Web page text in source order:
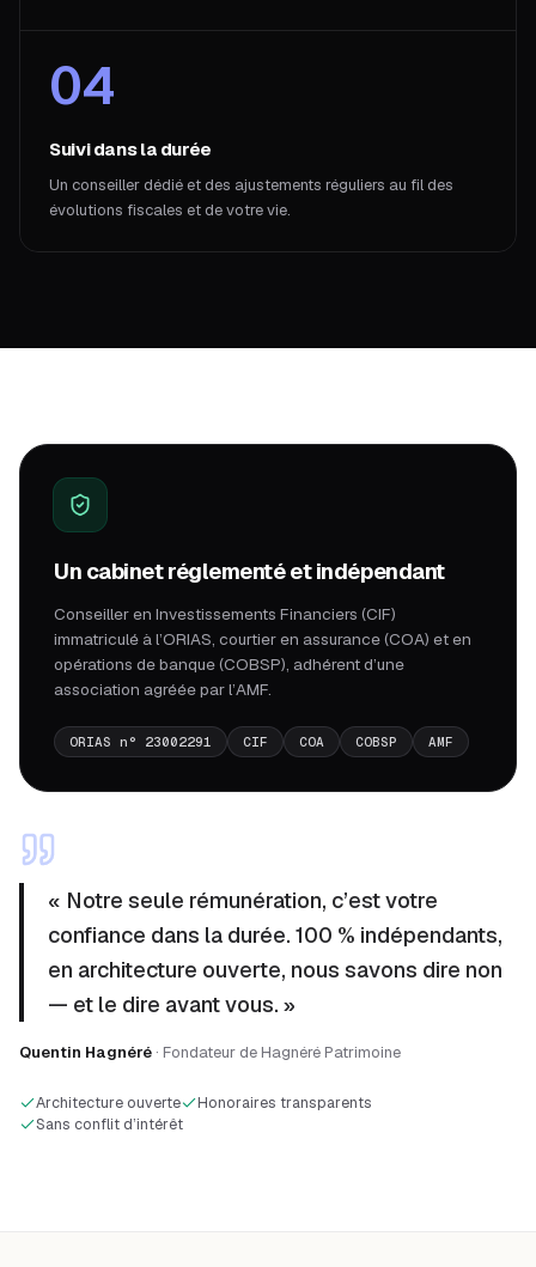
04
Suivi dans la durée
Un conseiller dédié et des ajustements réguliers au fil des
évolutions fiscales et de votre vie.
Un cabinet réglementé et indépendant
Conseiller en Investissements Financiers (CIF)
immatriculé à l’ORIAS, courtier en assurance (COA) et en
opérations de banque (COBSP), adhérent d’une
association agréée par l’AMF.
ORIAS n° 23002291 CIF COA COBSP AMF
« Notre seule rémunération, c’est votre
confiance dans la durée. 100 % indépendants,
en architecture ouverte, nous savons dire non
— et le dire avant vous. »
Quentin Hagnéré · Fondateur de Hagnéré Patrimoine
Architecture ouverte
Honoraires transparents
Sans conflit d’intérêt